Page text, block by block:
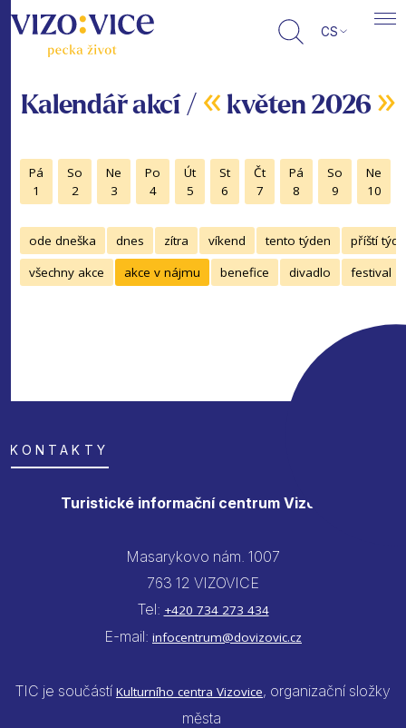
CS
Kalendář akcí / « květen 2026 »
Pá
1
So
2
Ne
3
Po
4
Út
5
St
6
Čt
7
Pá
8
So
9
Ne
10
ode dneška dnes zítra víkend tento týden
příští
všechny akce
akce v nájmu benefice divadlo festival
KONTAKTY
Turistické informační centrum Vizovice
Masarykovo nám. 1007
763 12 VIZOVICE
Tel: +420 734 273 434
E-mail: infocentrum@dovizovic.cz
TIC je součástí Kulturního centra Vizovice, organizační složky
města